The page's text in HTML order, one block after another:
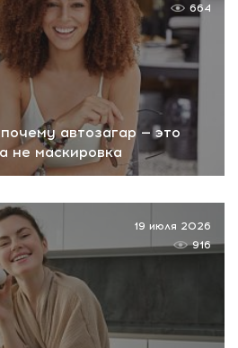
автозагар — это
не маскировка
664
19 июля 2026
916